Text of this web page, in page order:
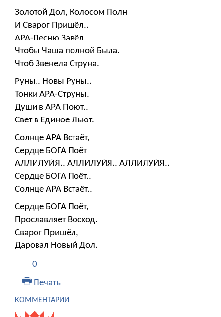
Золотой Дол, Колосом Полн
И Сварог Пришёл..
АРА-Песню Завёл.
Чтобы Чаша полной Была.
Чтоб Звенела Струна.
Руны.. Новы Руны..
Тонки АРА-Струны.
Души в АРА Поют..
Свет в Единое Льют.
Солнце АРА Встаёт,
Сердце БОГА Поёт
АЛЛИЛУЙЯ.. АЛЛИЛУЙЯ.. АЛЛИЛУЙЯ..
Сердце БОГА Поёт..
Солнце АРА Встаёт..
Сердце БОГА Поёт,
Прославляет Восход.
Сварог Пришёл,
Даровал Новый Дол.
0
Печать
КОММЕНТАРИИ